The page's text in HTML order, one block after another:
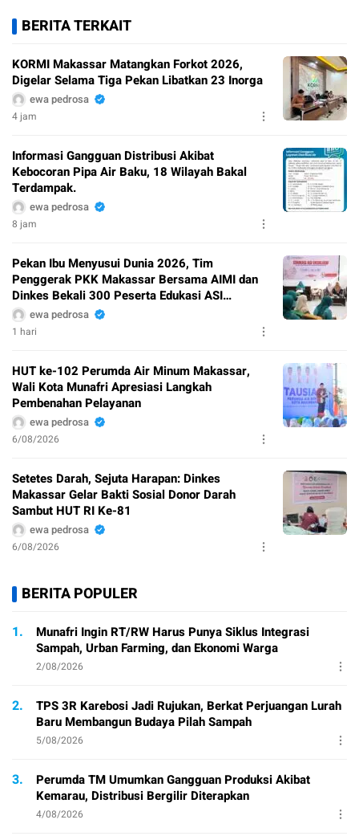
BERITA TERKAIT
KORMI Makassar Matangkan Forkot 2026,
Digelar Selama Tiga Pekan Libatkan 23 Inorga
ewa pedrosa
4 jam
Informasi Gangguan Distribusi Akibat
Kebocoran Pipa Air Baku, 18 Wilayah Bakal
Terdampak.
ewa pedrosa
8 jam
Pekan Ibu Menyusui Dunia 2026, Tim
Penggerak PKK Makassar Bersama AIMI dan
Dinkes Bekali 300 Peserta Edukasi ASI
Eksklusif
ewa pedrosa
1 hari
HUT ke-102 Perumda Air Minum Makassar,
Wali Kota Munafri Apresiasi Langkah
Pembenahan Pelayanan
ewa pedrosa
6/08/2026
Setetes Darah, Sejuta Harapan: Dinkes
Makassar Gelar Bakti Sosial Donor Darah
Sambut HUT RI Ke-81
ewa pedrosa
6/08/2026
BERITA POPULER
1.
Munafri Ingin RT/RW Harus Punya Siklus Integrasi
Sampah, Urban Farming, dan Ekonomi Warga
2/08/2026
2.
TPS 3R Karebosi Jadi Rujukan, Berkat Perjuangan Lurah
Baru Membangun Budaya Pilah Sampah
5/08/2026
3.
Perumda TM Umumkan Gangguan Produksi Akibat
Kemarau, Distribusi Bergilir Diterapkan
4/08/2026